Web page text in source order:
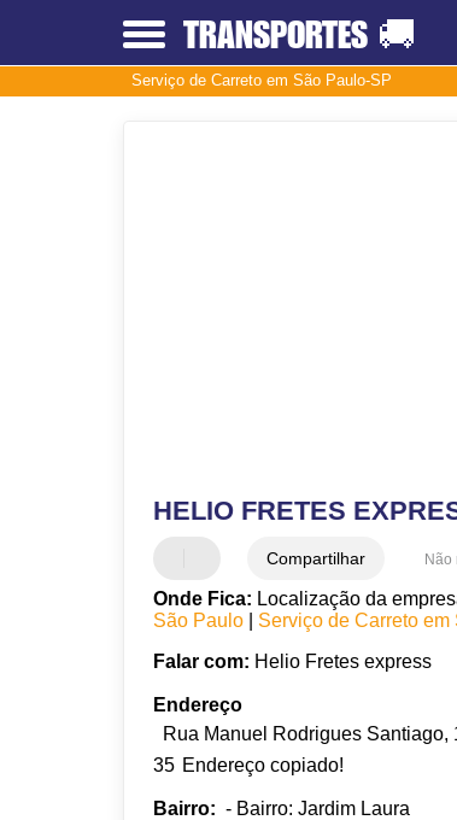
TRANSPORTES 🚚
Serviço de Carreto em São Paulo-SP
HELIO FRETES
Compartilhar Não
Onde Fica: Localização da
São Paulo
Serviço de Carreto em
Falar com: Helio Fretes express
Endereço
Rua Manuel Rodrigues
35 Endereço copiado!
Bairro: - Bairro: Jardim Laura